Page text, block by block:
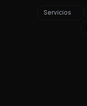
Servicios